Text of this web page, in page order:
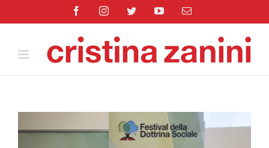
FacebookInstagramTwitterYouTubeEmail
immagine